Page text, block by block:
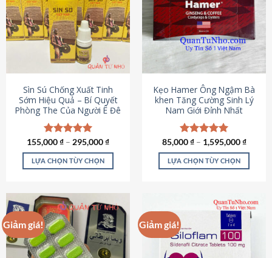
thể.
Các
tùy
chọn
có
thể
được
chọn
trên
trang
sản
phẩm
Sìn Sú Chống Xuất Tinh
Sớm Hiệu Quả – Bí Quyết
Phòng The Của Người Ê Đê
Được xếp
hạng4.95
5 sao
155,000₫ – 295,000₫
LỰA CHỌN TÙY CHỌN
này
có
nhiều
biến
thể.
Kẹo Hamer Ông Ngậm Bà
khen Tăng Cường Sinh Lý
Nam Giới Đỉnh Nhất
Được xếp
hạng5.00
5 sao
85,000₫– 1,595,000₫
LỰA CHỌN TÙY CHỌN
này
nhiều
biến
Giảm giá! Giảm giá!